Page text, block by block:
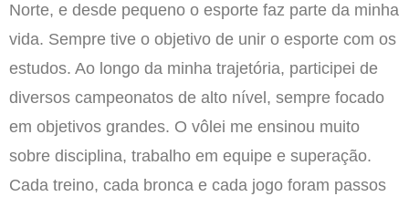
Norte, e desde pequeno o esporte faz parte da minha
vida. Sempre tive o objetivo de unir o esporte com os
estudos. Ao longo da minha trajetória, participei de
diversos campeonatos de alto nível, sempre focado
em objetivos grandes. O vôlei me ensinou muito
sobre disciplina, trabalho em equipe e superação.
Cada treino, cada bronca e cada jogo foram passos